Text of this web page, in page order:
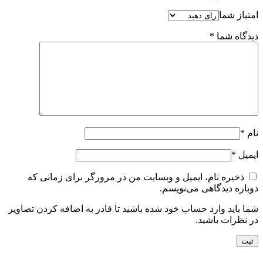
امتیاز شما
دیدگاه شما *
نام *
ایمیل *
ذخیره نام، ایمیل و وبسایت من در مرورگر برای زمانی که
دوباره دیدگاهی می‌نویسم.
شما باید وارد حساب خود شده باشید تا قادر به اضافه کردن تصاویر
در نظرات باشید.